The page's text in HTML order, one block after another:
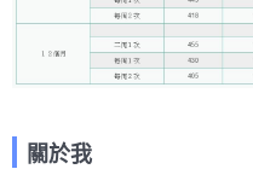
關於我